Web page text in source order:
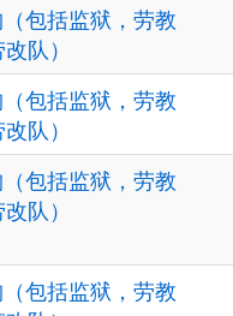
包括监狱，劳教
队）
包括监狱，劳教
队）
包括监狱，劳教
队）
包括监狱，劳教